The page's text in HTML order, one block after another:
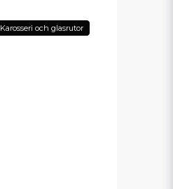
Karosseri och glasrutor